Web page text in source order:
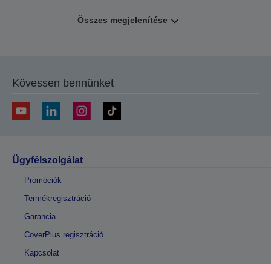
Összes megjelenítése
Kövessen bennünket
Ügyfélszolgálat
Promóciók
Termékregisztráció
Garancia
CoverPlus regisztráció
Kapcsolat